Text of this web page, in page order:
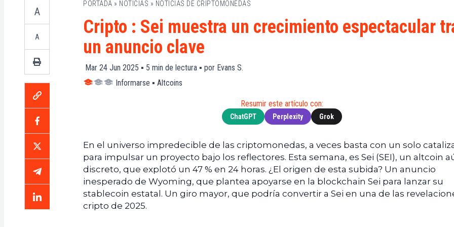
Exchanges
Noticias
de
Web3
XRP
(XRP)
Compra
Guía
Trading
A
A
PORTADA » NOTICIAS » NOTICIAS DE CRIPTOMONEDAS
Cripto : Sei muestra un crecimiento espectacular
un anuncio clave
Mar 24 Jun 2025 ▪ 5 min de lectura ▪ por Evans S.
Informarse ▪ Altcoins
Resumir este artículo con:
ChatGPT Perplexity Grok
En el universo impredecible de las criptomonedas, a veces basta con un solo
para impulsar un proyecto bajo los reflectores. Esta semana, es Sei (SEI), un altcoin
discreto, que explotó un 47 % en 24 horas. ¿El origen de esta subida? Un anuncio
inesperado de Wyoming, que plantea apoyarse en la blockchain Sei para lanzar su
stablecoin estatal. Un giro mayor, que podría convertir a Sei en una de las
cripto de 2025.